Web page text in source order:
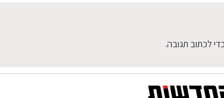
כדי לכתוב תגובה.